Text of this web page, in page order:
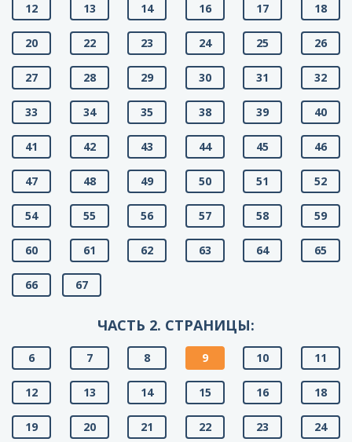
12 13 14 16 17 18
20 22 23 24 25 26
27 28 29 30 31 32
33 34 35 38 39 40
41 42 43 44 45 46
47 48 49 50 51 52
54 55 56 57 58 59
60 61 62 63 64 65
66 67
ЧАСТЬ 2. СТРАНИЦЫ:
6 7 8 9 10 11
12 13 14 15 16 18
19 20 21 22 23 24